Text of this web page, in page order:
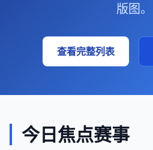
版图。
查看完整列表
今日焦点赛事